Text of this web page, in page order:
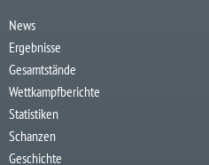
News
Ergebnisse
Gesamtstände
Wettkampfberichte
Statistiken
Schanzen
Geschichte